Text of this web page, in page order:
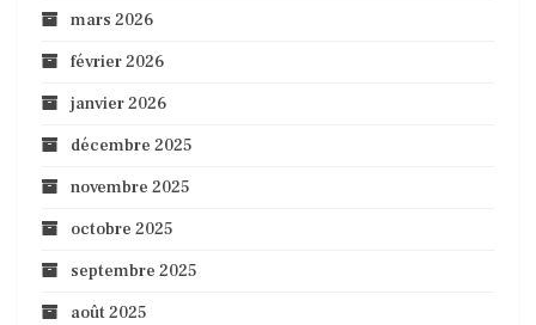
mars 2026
février 2026
janvier 2026
décembre 2025
novembre 2025
octobre 2025
septembre 2025
août 2025